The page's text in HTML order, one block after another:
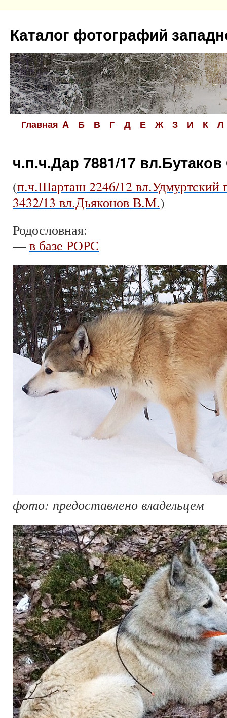
содержимому
Каталог фотографий
Главная A Б В Г Д Е Ж З И К Л
ч.п.ч.Дар 7881/17
(п.ч.Шарташ 2246/12 вл.Удмуртский
3432/13 вл.Дьяконов В.М.)
Родословная:
— в базе РОРС
фото: предоставлено владельцем